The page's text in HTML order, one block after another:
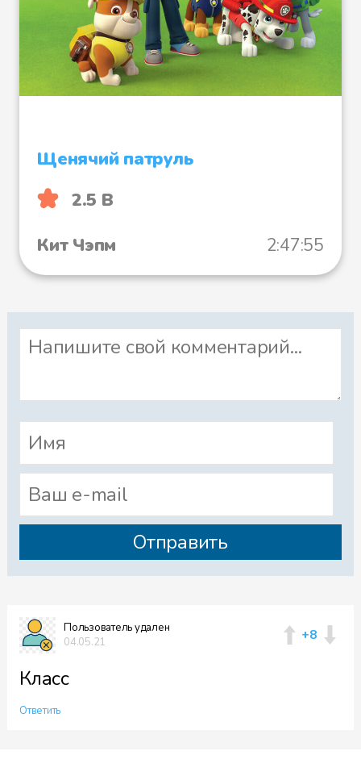
Щенячий патруль
2.5 B
Кит Чэпм
2:47:55
Пользователь удален
04.05.21
+8
Класс
Ответить